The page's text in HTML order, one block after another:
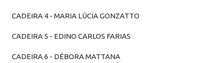
CADEIRA 4 - MARIA LÚCIA GONZATTO
CADEIRA 5 - EDINO CARLOS FARIAS
CADEIRA 6 - DÉBORA MATTANA